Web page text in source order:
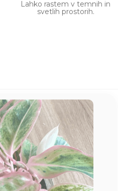
Lahko rastem v temnih in
svetlih prostorih.